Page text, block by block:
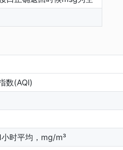
数(AQI)
小时平均，mg/m³